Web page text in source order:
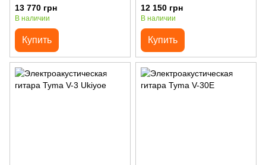
13 770 грн
В наличии
Купить
12 150 грн
В наличии
Купить